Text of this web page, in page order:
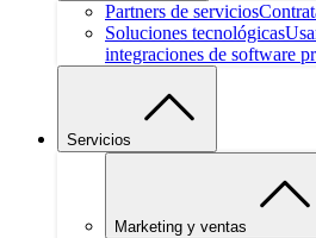
Partners de servicios
Soluciones tecnológicas
integraciones de software
Servicios
Marketing y ventas